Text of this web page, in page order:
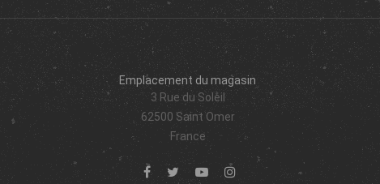
Emplacement du magasin
3 Rue du Soleil
62500 Saint Omer
France